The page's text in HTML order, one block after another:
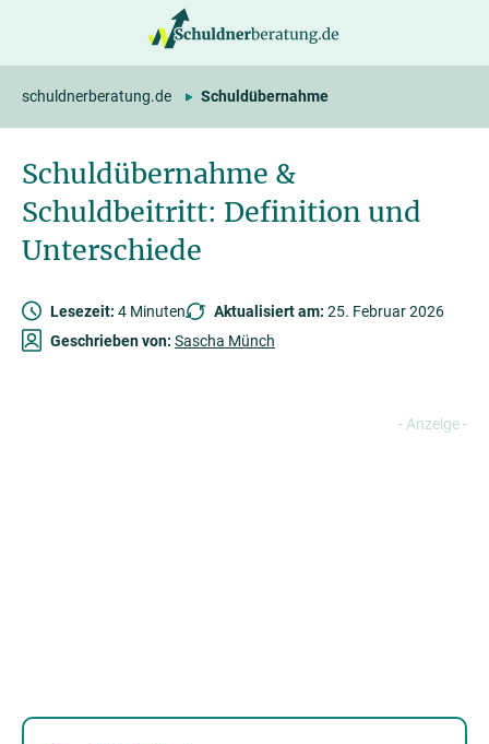
Schuldübernahme &
Schuldbeitritt: Definition und
Unterschiede
schuldnerberatung.de Schuldübernahme
Lesezeit: 4 Minuten Aktualisiert am: 25. Februar 2026
Geschrieben von: Sascha Münch